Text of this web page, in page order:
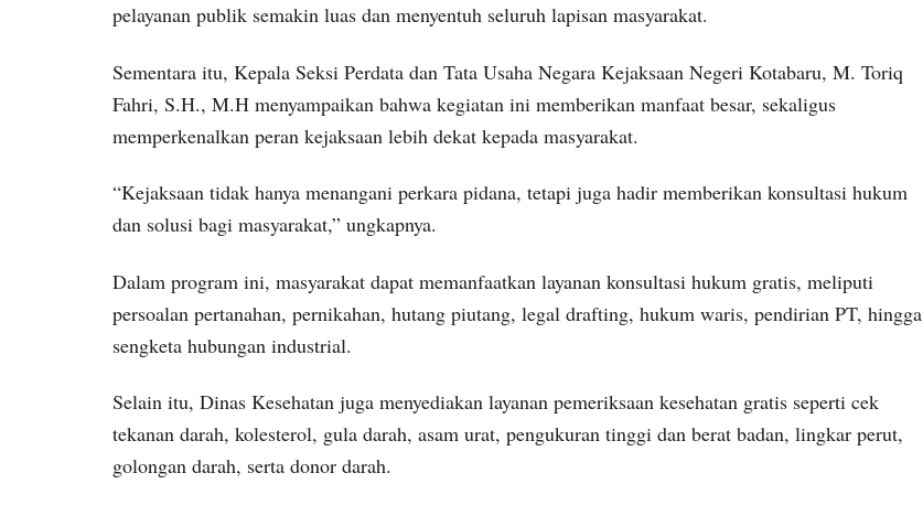
pelayanan publik semakin luas dan menyentuh seluruh lapisan masyarakat.
Sementara itu, Kepala Seksi Perdata dan Tata Usaha Negara Kejaksaan Negeri Kotabaru, M. Toriq
Fahri, S.H., M.H menyampaikan bahwa kegiatan ini memberikan manfaat besar, sekaligus
memperkenalkan peran kejaksaan lebih dekat kepada masyarakat.
“Kejaksaan tidak hanya menangani perkara pidana, tetapi juga hadir memberikan konsultasi hukum
dan solusi bagi masyarakat,” ungkapnya.
Dalam program ini, masyarakat dapat memanfaatkan layanan konsultasi hukum gratis, meliputi
persoalan pertanahan, pernikahan, hutang piutang, legal drafting, hukum waris, pendirian PT, hingga
sengketa hubungan industrial.
Selain itu, Dinas Kesehatan juga menyediakan layanan pemeriksaan kesehatan gratis seperti cek
tekanan darah, kolesterol, gula darah, asam urat, pengukuran tinggi dan berat badan, lingkar perut,
golongan darah, serta donor darah.